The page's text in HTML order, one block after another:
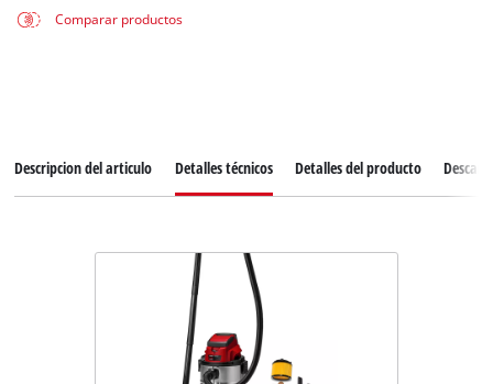
Comparar productos
Descripcion del articulo Detalles técnicos Detalles del producto